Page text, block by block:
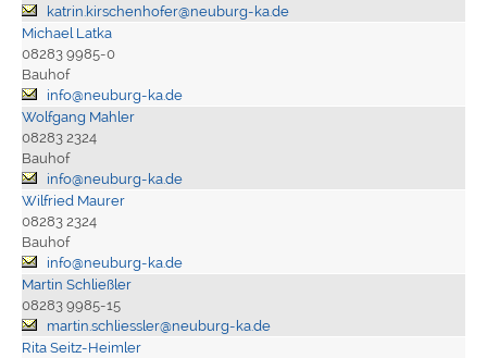
katrin.kirschenhofer@neuburg-ka.de
Michael Latka
08283 9985-0
Bauhof
info@neuburg-ka.de
Wolfgang Mahler
08283 2324
Bauhof
info@neuburg-ka.de
Wilfried Maurer
08283 2324
Bauhof
info@neuburg-ka.de
Martin Schließler
08283 9985-15
martin.schliessler@neuburg-ka.de
Rita Seitz-Heimler